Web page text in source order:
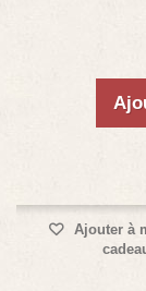
Ajouter à